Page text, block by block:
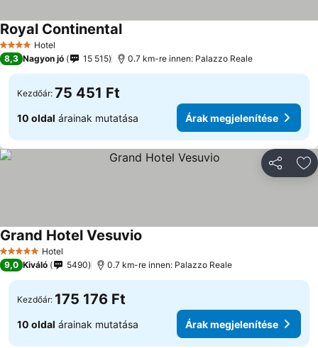
4 KategóriaHotel
Royal Continental
8,3 Nagyon jó 15 515 0.7 km-re innen: Palazzo Reale
Kezdőár: 75 451 Ft
10 oldal árainak mutatása Árak megjelenítése
5 KategóriaHotel
Grand Hotel Vesuvio
9,0 Kiváló 5490 0.7 km-re innen: Palazzo Reale
Kezdőár: 175 176 Ft
10 oldal árainak mutatása Árak megjelenítése